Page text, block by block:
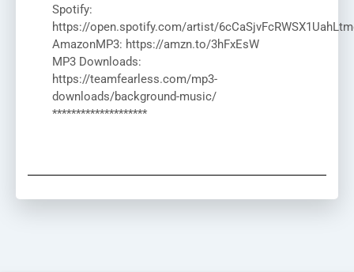
Spotify:
https://open.spotify.com/artist/
AmazonMP3: https://amzn.to/3hFxEsW
MP3 Downloads:
https://teamfearless.com/mp3-
downloads/background-music/
********************